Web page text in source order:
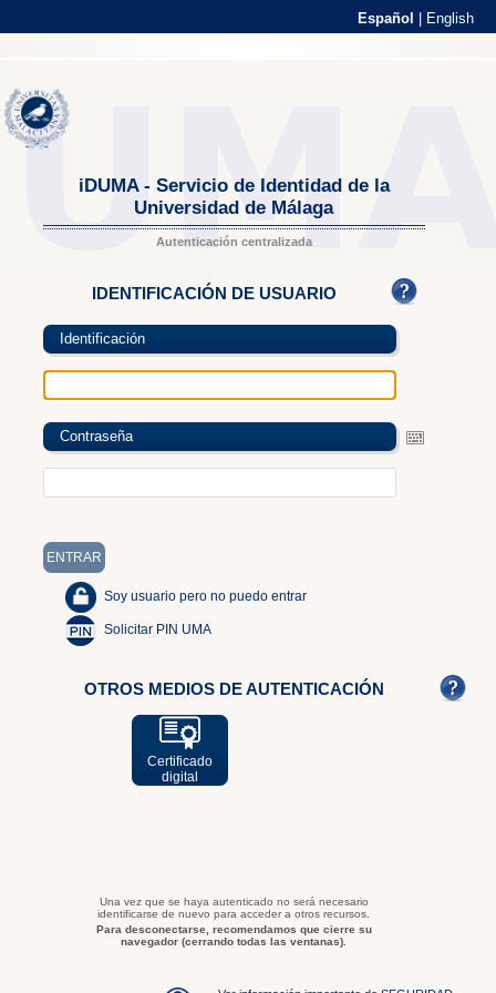
Español English
iDUMA - Servicio de Identidad de la
Universidad de Málaga
Autenticación centralizada
IDENTIFICACIÓN DE USUARIO
Identificación
Contraseña
Soy usuario pero no puedo entrar
Solicitar PIN UMA
OTROS MEDIOS DE AUTENTICACIÓN
Certificado
digital
Una vez que se haya autenticado no será necesario
identificarse de nuevo para acceder a otros recursos.
Para desconectarse, recomendamos que cierre su
navegador (cerrando todas las ventanas).